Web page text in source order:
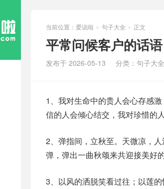
当前位置： 爱说啦 > 句子大全 > 正文
平常问候客户的话语
发布于 2026-05-13 分类： 句子大全
1、我对生命中的贵人会心存感
信的人会倾心结交，我对珍惜的
2、弹指间，立秋至。天微凉，
弹，弹出一曲秋颂来共迎接美好的
3、以风的洒脱笑看过往；以莲